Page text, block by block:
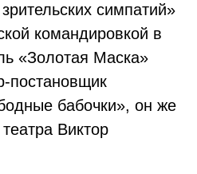
симпатий»
командировкой в
«Золотая Маска»
постановщик
бабочки», он же
Виктор